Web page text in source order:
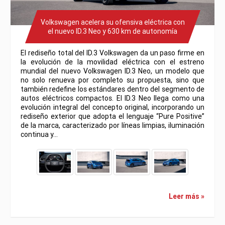
Volkswagen acelera su ofensiva eléctrica con
el nuevo ID.3 Neo y 630 km de autonomía
El rediseño total del ID.3 Volkswagen da un paso firme en
la evolución de la movilidad eléctrica con el estreno
mundial del nuevo Volkswagen ID.3 Neo, un modelo que
no solo renueva por completo su propuesta, sino que
también redefine los estándares dentro del segmento de
autos eléctricos compactos. El ID.3 Neo llega como una
evolución integral del concepto original, incorporando un
rediseño exterior que adopta el lenguaje “Pure Positive”
de la marca, caracterizado por líneas limpias, iluminación
continua y…
Leer más »